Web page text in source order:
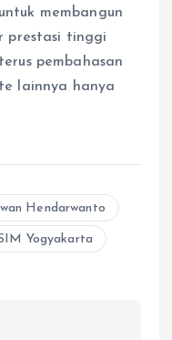
membangun
prestasi tinggi
pembahasan
lainnya hanya
Hendarwanto
Yogyakarta